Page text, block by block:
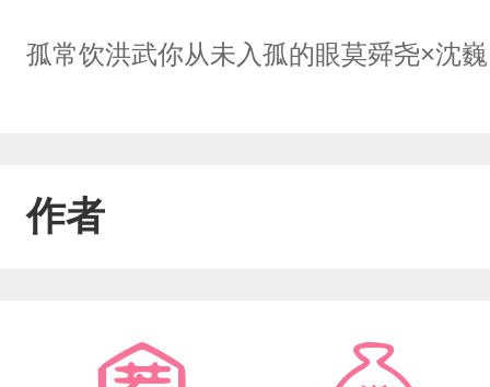
孤常饮洪武你从未入孤的眼莫舜尧×沈
作者